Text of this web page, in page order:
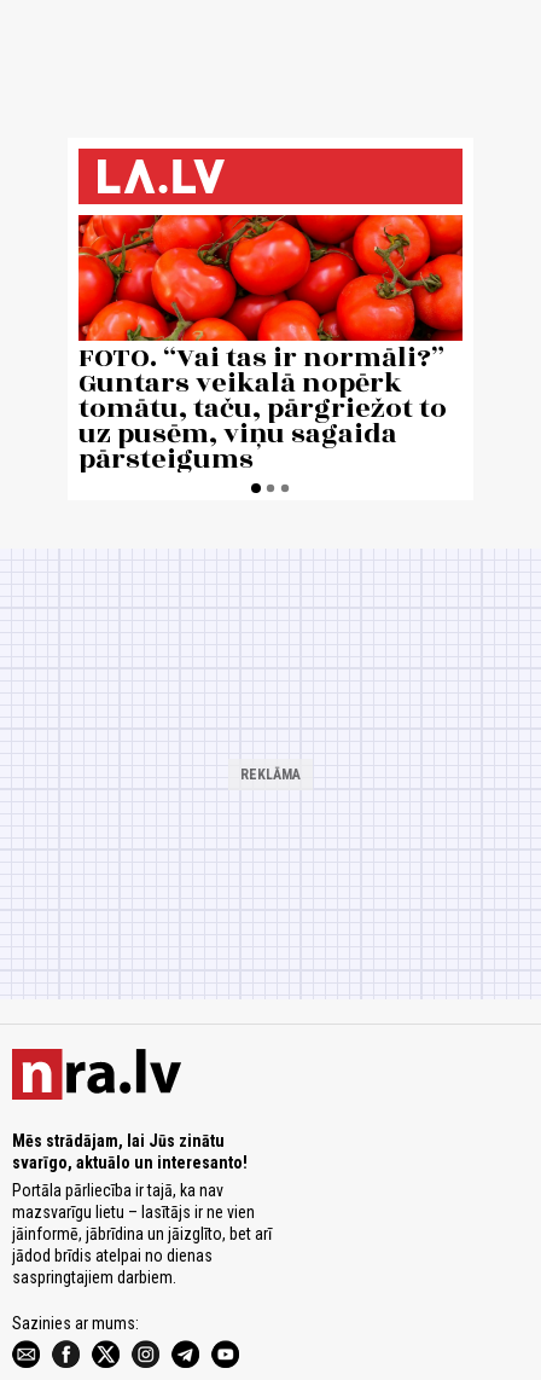
Mēs strādājam, lai Jūs zinātu
svarīgo, aktuālo un interesanto!
Portāla pārliecība ir tajā, ka nav
mazsvarīgu lietu – lasītājs ir ne vien
jāinformē, jābrīdina un jāizglīto, bet arī
jādod brīdis atelpai no dienas
saspringtajiem darbiem.
Sazinies ar mums: